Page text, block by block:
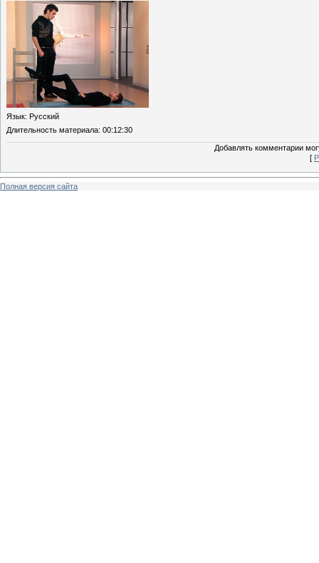
Язык: Русский
Длительность материала: 00:12:30
Добавлять комментарии
[
Полная версия сайта